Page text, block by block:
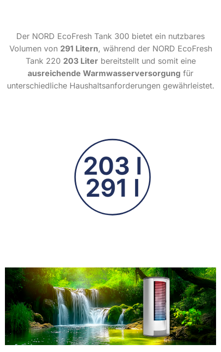
Der NORD EcoFresh Tank 300 bietet ein nutzbares
Volumen von 291 Litern, während der NORD EcoFresh
Tank 220 203 Literbereitstellt und somit eine
ausreichende Warmwasserversorgung für
unterschiedliche Haushaltsanforderungen gewährleistet.